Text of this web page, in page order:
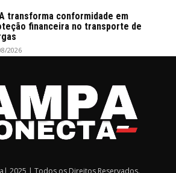
transforma conformidade em
financeira no transporte de
2026